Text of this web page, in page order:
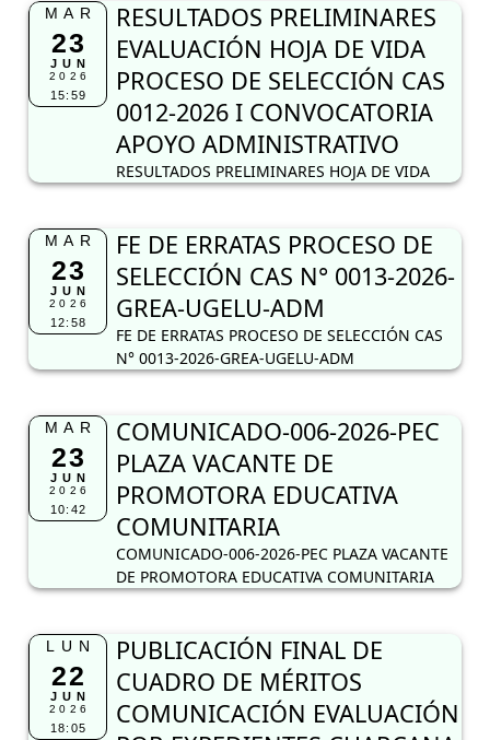
MAR
23
JUN
2026
15:59
RESULTADOS PRELIMINARES
EVALUACIÓN HOJA DE VIDA
PROCESO DE SELECCIÓN CAS
0012-2026 I CONVOCATORIA
APOYO ADMINISTRATIVO
RESULTADOS PRELIMINARES HOJA DE VIDA
MAR
23
JUN
2026
12:58
FE DE ERRATAS PROCESO DE
SELECCIÓN CAS N° 0013-2026-
GREA-UGELU-ADM
FE DE ERRATAS PROCESO DE SELECCIÓN CAS
N° 0013-2026-GREA-UGELU-ADM
MAR
23
JUN
2026
10:42
COMUNICADO-006-2026-PEC
PLAZA VACANTE DE
PROMOTORA EDUCATIVA
COMUNITARIA
COMUNICADO-006-2026-PEC PLAZA VACANTE
DE PROMOTORA EDUCATIVA COMUNITARIA
LUN
22
JUN
2026
18:05
PUBLICACIÓN FINAL DE
CUADRO DE MÉRITOS
COMUNICACIÓN EVALUACIÓN